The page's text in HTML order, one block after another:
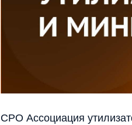
СРО Ассоциация